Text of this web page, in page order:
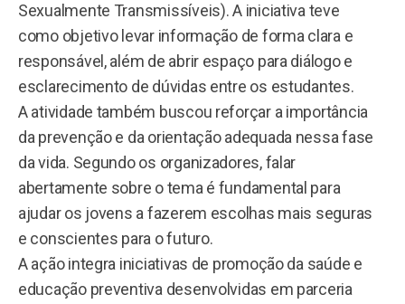
Sexualmente Transmissíveis). A iniciativa teve
como objetivo levar informação de forma clara e
responsável, além de abrir espaço para diálogo e
esclarecimento de dúvidas entre os estudantes.
A atividade também buscou reforçar a importância
da prevenção e da orientação adequada nessa fase
da vida. Segundo os organizadores, falar
abertamente sobre o tema é fundamental para
ajudar os jovens a fazerem escolhas mais seguras
e conscientes para o futuro.
A ação integra iniciativas de promoção da saúde e
educação preventiva desenvolvidas em parceria